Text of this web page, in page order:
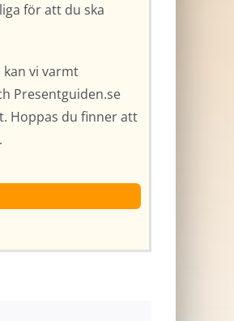
för att du ska
kan vi varmt
Presentguiden.se
Hoppas du finner att